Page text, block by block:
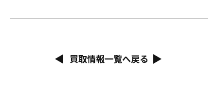
買取情報一覧へ戻る